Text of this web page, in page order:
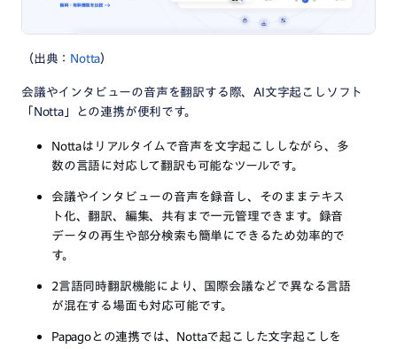
（出典： Notta）
会議やインタビューの音声を翻訳する際、AI文字起こしソフト
「Notta」 との連携が便利です。
Nottaはリアルタイムで音声を文字起こししながら、多
数の言語に対応して翻訳も可能なツールです。​
会議やインタビューの音声を録音し、そのままテキス
ト化、翻訳、編集、共有まで一元管理できます。録音
データの再生や部分検索も簡単にできるため効率的で
す。​
2言語同時翻訳機能により、国際会議などで異なる言語
が混在する場面も対応可能です。​
Papagoとの連携では、Nottaで起こした文字起こしを